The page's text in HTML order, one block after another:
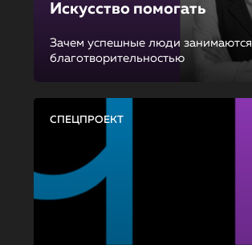
Искусство помогать
Зачем успешные люди занимаются
благотворительностью
СПЕЦПРОЕКТ